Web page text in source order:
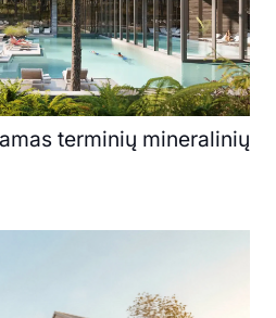
terminių mineralinių